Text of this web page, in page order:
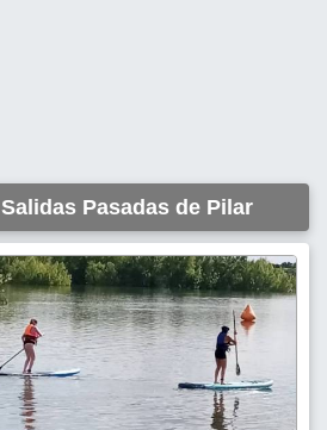
Salidas Pasadas de Pilar